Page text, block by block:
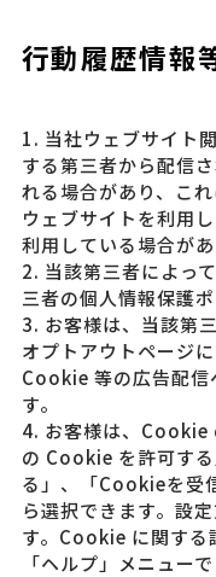
行動履歴情報
1. 当社ウェブサイト
する第三者から配信
れる場合があり、こ
ウェブサイトを利用
利用している場合があ
2. 当該第三者によっ
三者の個人情報保護
3. お客様は、当該第
オプトアウトページ
Cookie 等の広告配信
す。
4. お客様は、Cookie
の Cookie を許可す
る」、「Cookieを受
ら選択できます。設
す。Cookie に関する
「ヘルプ」メニュー